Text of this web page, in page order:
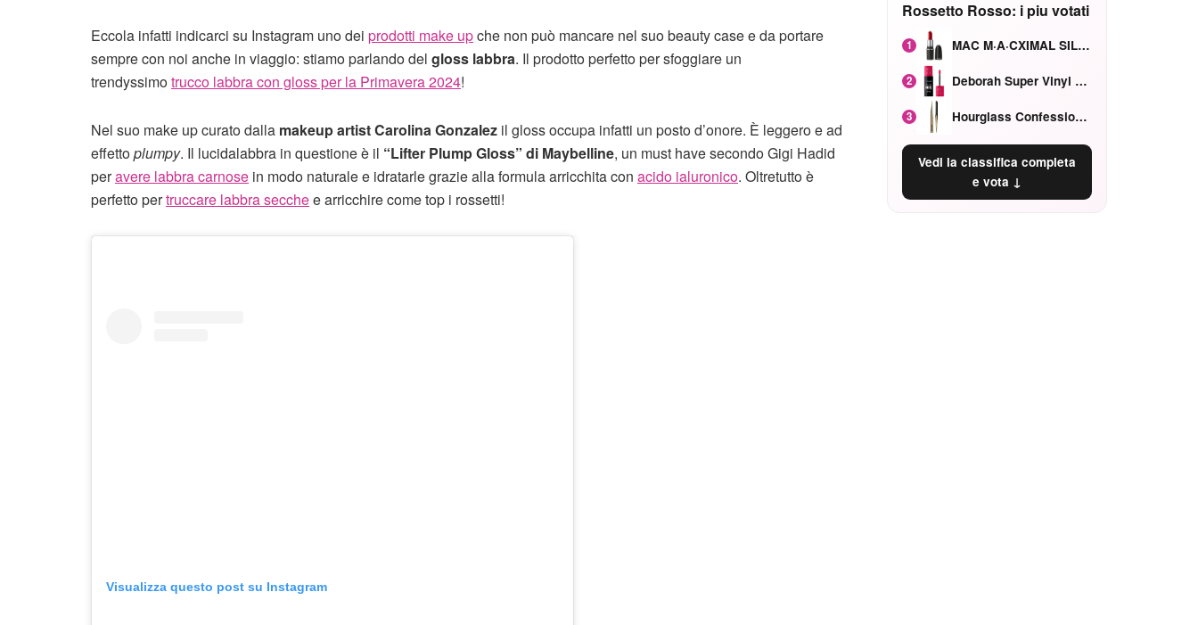
Eccola infatti indicarci su Instagram uno dei prodotti make upche non può mancare nel suo beauty case e da portare
sempre con noi anche in viaggio: stiamo parlando del gloss labbra. Il prodotto perfetto per sfoggiare un
trendyssimotrucco labbra con gloss per la Primavera 2024!
Nel suo make up curato dalla makeup artist Carolina Gonzalez il gloss occupa infatti un posto d’onore. È leggero e ad
effettoplumpy. Il lucidalabbra in questione è il “Lifter Plump Gloss” di Maybelline, un must have secondo Gigi Hadid
peravere labbra carnose in modo naturale e idratarle grazie alla formula arricchita con acido ialuronico. Oltretutto è
perfetto pertruccare labbra secchee arricchire come top i rossetti!
Visualizza questo post su Instagram
Rossetto Rosso: i piu votati
1 MAC M·A·CXIMAL SILKY MATTE Red Rock mat
2 Deborah Super Vinyl Shake Rosa Ciliegia
3 Hourglass Confession Ricaricabile Ultra Preciso Ad Alta Intensità Secretly Classic Red
Vedi la classifica completa
e vota ↓